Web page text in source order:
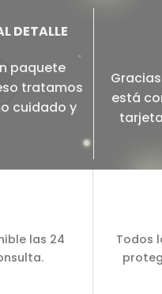
DETALLE
paquete
tratamos
cuidado y
está
las 24
Todos